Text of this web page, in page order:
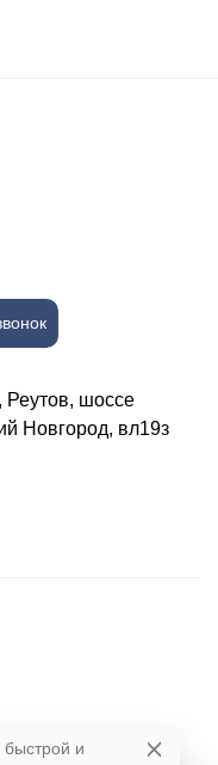
Реутов, шоссе
Новгород, вл19з
и